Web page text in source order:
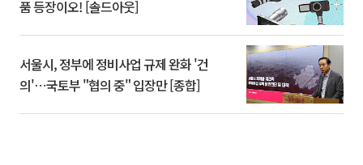
품 등장이오! [솔드아웃]
서울시, 정부에 정비사업 규제 완화 '건
의'⋯국토부 "협의 중" 입장만 [종합]